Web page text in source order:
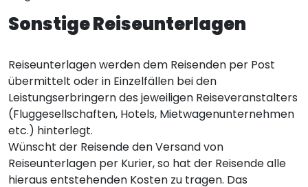
Sonstige Reiseunterlagen
Reiseunterlagen werden dem Reisenden per Post
übermittelt oder in Einzelfällen bei den
Leistungserbringern des jeweiligen Reiseveranstalters
(Fluggesellschaften, Hotels, Mietwagenunternehmen
etc.) hinterlegt.
Wünscht der Reisende den Versand von
Reiseunterlagen per Kurier, so hat der Reisende alle
hieraus entstehenden Kosten zu tragen. Das